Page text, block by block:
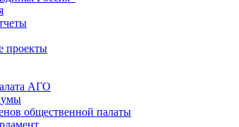
проекты
АГО
общественной палаты